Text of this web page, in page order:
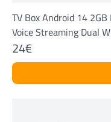
TV Box Android 14
Voice Streaming Dual
24€